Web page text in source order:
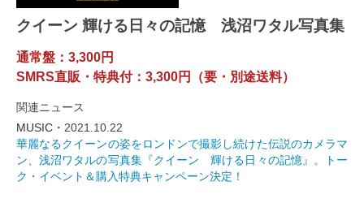
クイーン 輝ける日々の記憶 浅沼ワタル写真集
通常盤：3,300円
SMRS直販・特典付：3,300円（要・別途送料）
関連ニュース
MUSIC・ 2021.10.22
華麗なるクイーンの姿をロンドンで撮影し続けた伝説のカメラマ
ン、浅沼ワタルの写真集『クイーン 輝ける日々の記憶』。トー
ク・イベント＆購入特典キャンペーン決定！